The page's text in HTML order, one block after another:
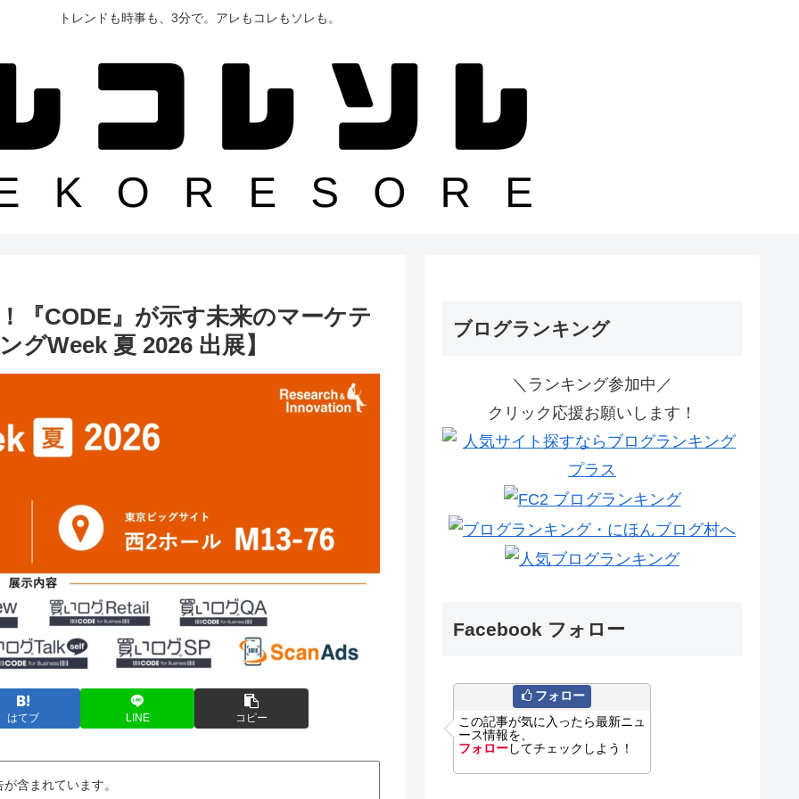
トレンドも時事も、3分で。アレもコレもソレも。
『CODE』が示す未来のマーケテ
グWeek 夏 2026 出展】
はてブ LINE コピー
含まれています。
ブログランキング
＼ランキング参加中／
クリック応援お願いします！
Facebook フォロー
フォロー
この記事が気に入ったら最新ニュ
ース情報を、
フォローしてチェックしよう！